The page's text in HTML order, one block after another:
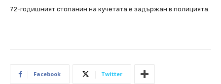
72-годишният стопанин на кучетата е задържан в полицията.
Facebook Twitter